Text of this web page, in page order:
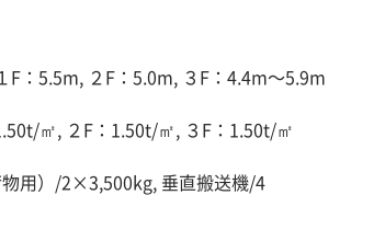
F：5.5m, ２F：5.0m, ３F：4.4m～5.9m
㎡, ２F：1.50t/㎡, ３F：1.50t/㎡
物用）/2×3,500kg, 垂直搬送機/4